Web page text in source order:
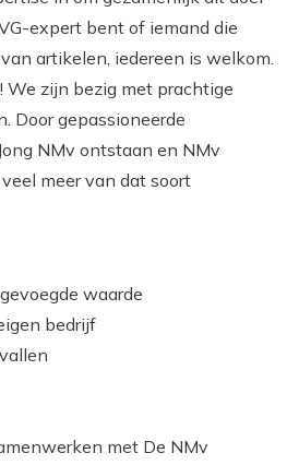
expert bent of iemand die
artikelen, iedereen is welkom.
We zijn bezig met prachtige
Door gepassioneerde
NMv ontstaan en NMv
meer van dat soort
waarde
bedrijf
met De NMv